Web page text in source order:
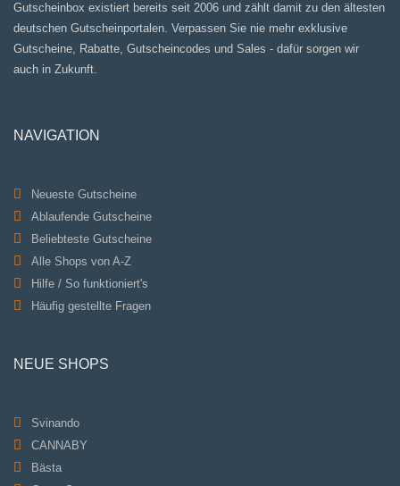
Gutscheinbox existiert bereits seit 2006 und zählt damit zu den ältesten
deutschen Gutscheinportalen. Verpassen Sie nie mehr exklusive
Gutscheine, Rabatte, Gutscheincodes und Sales - dafür sorgen wir
auch in Zukunft.
NAVIGATION
Neueste Gutscheine
Ablaufende Gutscheine
Beliebteste Gutscheine
Alle Shops von A-Z
Hilfe / So funktioniert's
Häufig gestellte Fragen
NEUE SHOPS
Svinando
CANNABY
Bästa